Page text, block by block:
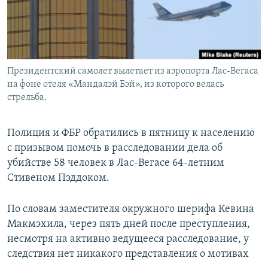
Президентский самолет вылетает из аэропорта Лас-Вегаса
на фоне отеля «Мандалэй Бэй», из которого велась
стрельба.
Полиция и ФБР обратились в пятницу к населению
с призывом помочь в расследовании дела об
убийстве 58 человек в Лас-Вегасе 64-летним
Стивеном Пэддоком.
По словам заместителя окружного шерифа Кевина
Макмэхила, через пять дней после преступления,
несмотря на активно ведущееся расследование, у
следствия нет никакого представления о мотивах